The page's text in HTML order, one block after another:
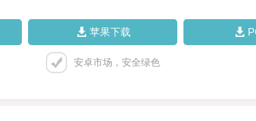
苹果下载
安卓市场，安全绿色